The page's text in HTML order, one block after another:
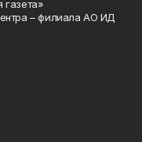
– филиала АО ИД